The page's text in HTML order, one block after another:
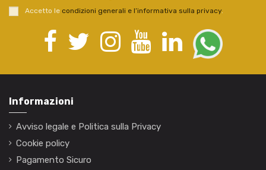
Accetto le condizioni generali e l’informativa sulla privacy.
Informazioni
Avviso legale e Politica sulla Privacy
Cookie policy
Pagamento Sicuro